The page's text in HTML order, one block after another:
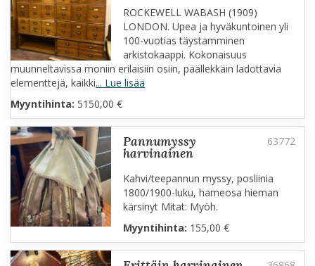
ROCKEWELL WABASH (1909)
LONDON. Upea ja hyväkuntoinen yli
100-vuotias täystamminen
arkistokaappi. Kokonaisuus
muunneltavissa moniin erilaisiin osiin, päällekkäin ladottavia
elementtejä, kaikki... Lue lisää
Myyntihinta: 5150,00 €
pannumyssy
harvinainen
Kahvi/teepannun myssy, posliinia
1800/1900-luku, hameosa hieman
kärsinyt Mitat: Myöh.
Myyntihinta: 155,00 €